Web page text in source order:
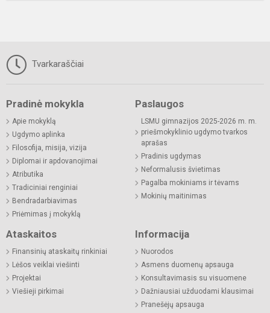
Tvarkaraščiai
Pradinė mokykla
Apie mokyklą
Ugdymo aplinka
Filosofija, misija, vizija
Diplomai ir apdovanojimai
Atributika
Tradiciniai renginiai
Bendradarbiavimas
Priėmimas į mokyklą
Paslaugos
LSMU gimnazijos 2025-2026 m. m.
priešmokyklinio ugdymo tvarkos
aprašas
Pradinis ugdymas
Neformalusis švietimas
Pagalba mokiniams ir tėvams
Mokinių maitinimas
Ataskaitos
Finansinių ataskaitų rinkiniai
Lėšos veiklai viešinti
Projektai
Viešieji pirkimai
Informacija
Nuorodos
Asmens duomenų apsauga
Konsultavimasis su visuomene
Dažniausiai užduodami klausimai
Pranešėjų apsauga